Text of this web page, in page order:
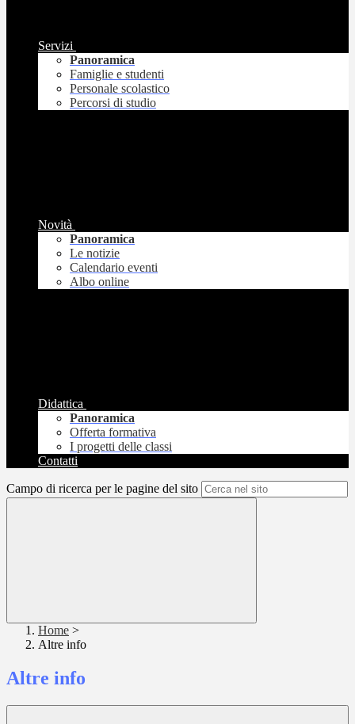
Servizi
Panoramica
Famiglie e studenti
Personale scolastico
Percorsi di studio
Novità
Panoramica
Le notizie
Calendario eventi
Albo online
Didattica
Panoramica
Offerta formativa
I progetti delle classi
Contatti
Campo di ricerca per le pagine del sito
Home >
Altre info
Altre info